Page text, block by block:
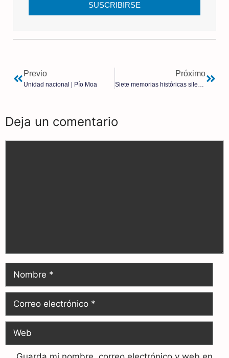
SUSCRIBIRSE
Previo
Unidad nacional | Pío Moa
Próximo
Siete memorias históricas silenciadas | Ramón Rosal Cortés
Deja un comentario